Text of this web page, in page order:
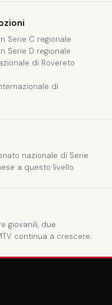
Serie C regionale
Serie D regionale
di Rovereto
di
nazionale di Serie
a questo livello.
giovanili, due
continua a crescere.